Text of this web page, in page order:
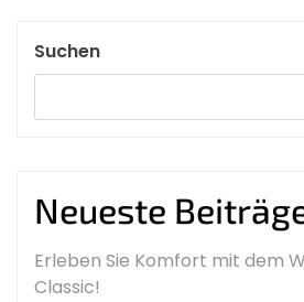
Beiträge
Suchen
Neueste
Erleben Sie Komfort mit dem
Classic!